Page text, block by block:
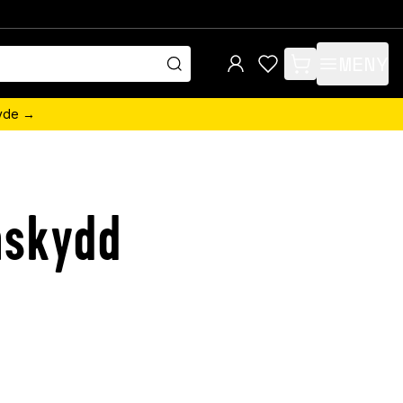
items in cart, view
→